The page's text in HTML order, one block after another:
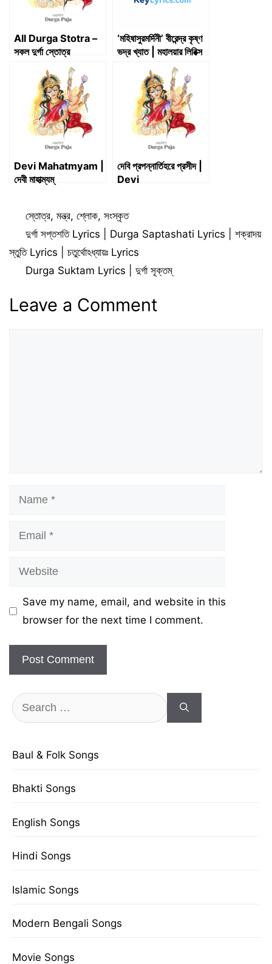
All Durga Stotra –
সকল দুর্গা স্তোত্র
‘মহিষাসুরমর্দিনী’ বীরেন্দ্র কৃষ্ণ
ভদ্র খ্যাত | মহালয়ার লিরিক্স
ও স্ক্রিপ্ট (অনুবাদ) |
Mahalaya Lyrics &
Script |
Mahisasurmardini
By Birendra
Krishna Bhadra
(Translation)
Devi Mahatmyam |
দেবী মাহাত্ম্যম্
দেবি প্রপন্নার্তিহরে প্রসীদ |
Devi
একাদশ অধ্যায়—
নারায়াণীস্তুতি
Categories
স্তোত্র,মন্ত্র,শ্লোক,সংস্কৃত
দুর্গা সপ্তশতি Lyrics | Durga Saptashati Lyrics | শক্রাদয়
স্তুতি Lyrics | চতুর্থোঽধ্যায়ঃ Lyrics
Durga Suktam Lyrics | দুর্গা সূক্তম্
Leave a Comment
Name
Email
Website
Save my name, email, and website in this
browser for the next time I comment.
Search
for:
Baul & Folk Songs
Bhakti Songs
English Songs
Hindi Songs
Islamic Songs
Modern Bengali Songs
Movie Songs